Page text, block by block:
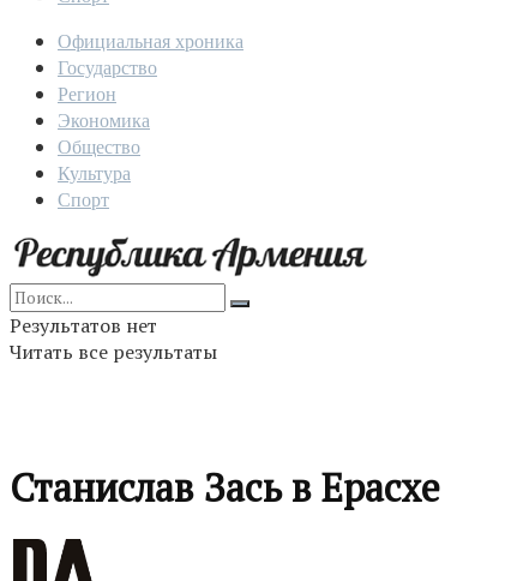
Официальная хроника
Государство
Регион
Экономика
Общество
Культура
Спорт
Результатов нет
Читать все результаты
Станислав Зась в Ерасхе